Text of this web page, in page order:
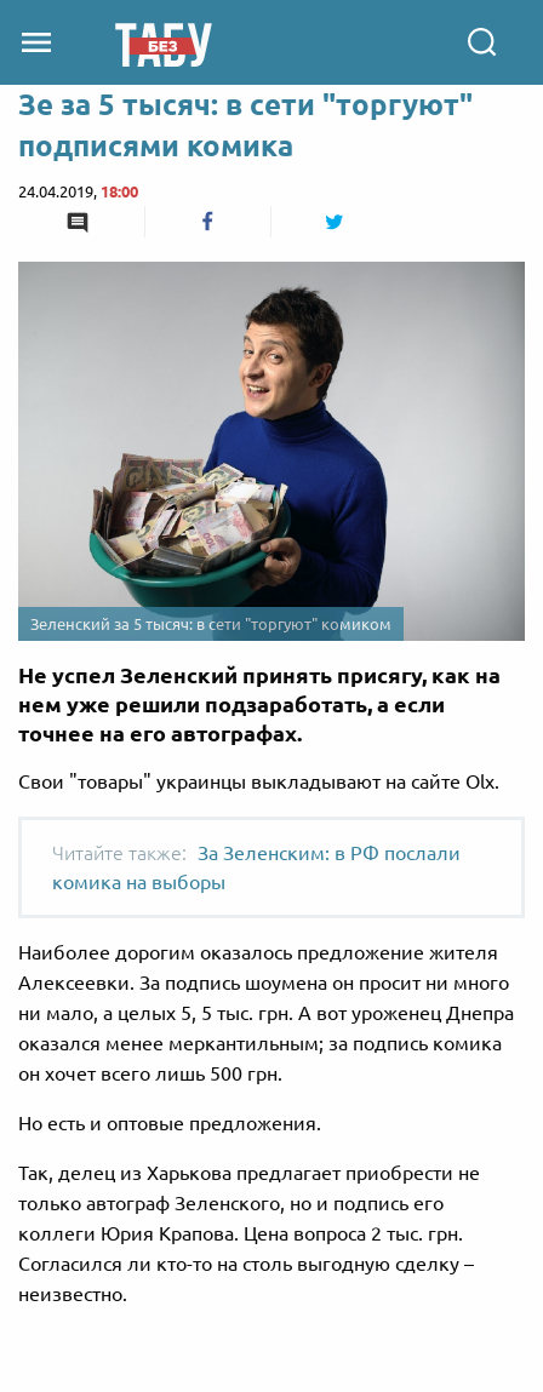
Зе за 5 тысяч: в сети "торгуют"
подписями комика
24.04.2019, 18:00
Зеленский за 5 тысяч: в сети "торгуют" комиком
Не успел Зеленский принять присягу, как на
нем уже решили подзаработать, а если
точнее на его автографах.
Свои "товары" украинцы выкладывают на сайте Olx.
За Зеленским: в РФ послали
комика на выборы
Наиболее дорогим оказалось предложение жителя
Алексеевки. За подпись шоумена он просит ни много
ни мало, а целых 5, 5 тыс. грн. А вот уроженец Днепра
оказался менее меркантильным; за подпись комика
он хочет всего лишь 500 грн.
Но есть и оптовые предложения.
Так, делец из Харькова предлагает приобрести не
только автограф Зеленского, но и подпись его
коллеги Юрия Крапова. Цена вопроса 2 тыс. грн.
Согласился ли кто-то на столь выгодную сделку –
неизвестно.